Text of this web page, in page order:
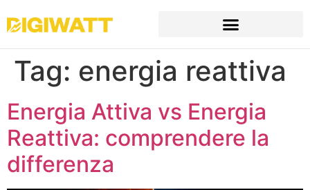
Tag: energia reattiva
Energia Attiva vs Energia
Reattiva: comprendere la
differenza